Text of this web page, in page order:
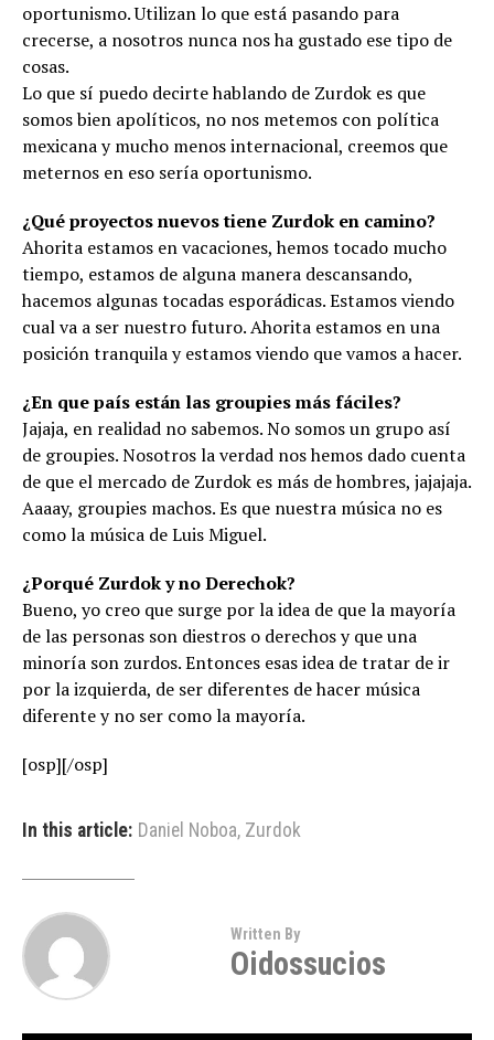
oportunismo. Utilizan lo que está pasando para
crecerse, a nosotros nunca nos ha gustado ese tipo de
cosas.
Lo que sí puedo decirte hablando de Zurdok es que
somos bien apolíticos, no nos metemos con política
mexicana y mucho menos internacional, creemos que
meternos en eso sería oportunismo.
¿Qué proyectos nuevos tiene Zurdok en camino?
Ahorita estamos en vacaciones, hemos tocado mucho
tiempo, estamos de alguna manera descansando,
hacemos algunas tocadas esporádicas. Estamos viendo
cual va a ser nuestro futuro. Ahorita estamos en una
posición tranquila y estamos viendo que vamos a hacer.
¿En que país están las groupies más fáciles?
Jajaja, en realidad no sabemos. No somos un grupo así
de groupies. Nosotros la verdad nos hemos dado cuenta
de que el mercado de Zurdok es más de hombres, jajajaja.
Aaaay, groupies machos. Es que nuestra música no es
como la música de Luis Miguel.
¿Porqué Zurdok y no Derechok?
Bueno, yo creo que surge por la idea de que la mayoría
de las personas son diestros o derechos y que una
minoría son zurdos. Entonces esas idea de tratar de ir
por la izquierda, de ser diferentes de hacer música
diferente y no ser como la mayoría.
[osp][/osp]
In this article: Daniel Noboa, Zurdok
Written By
Oidossucios